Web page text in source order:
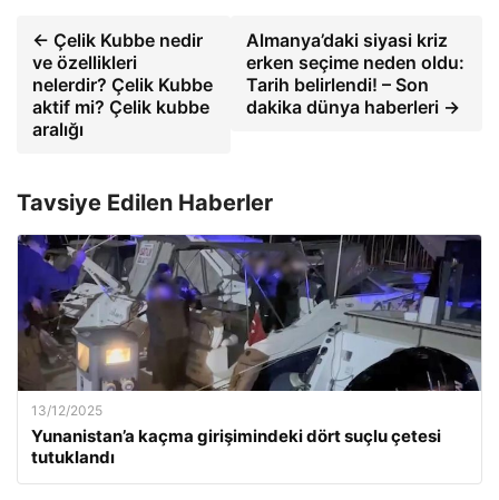
← Çelik Kubbe nedir
ve özellikleri
nelerdir? Çelik Kubbe
aktif mi? Çelik kubbe
aralığı
Almanya’daki siyasi kriz
erken seçime neden oldu:
Tarih belirlendi! – Son
dakika dünya haberleri →
Tavsiye Edilen Haberler
13/12/2025
Yunanistan’a kaçma girişimindeki dört suçlu çetesi
tutuklandı